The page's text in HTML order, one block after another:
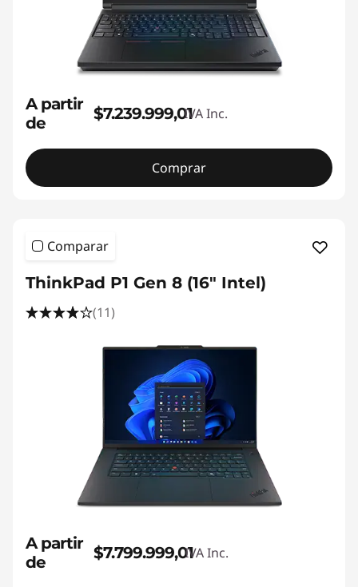
A partir
de
$7.239.999,01IVA Inc.
Comprar
Comparar
ThinkPad P1 Gen 8 (16" Intel)
(11)
A partir
de
$7.799.999,01IVA Inc.